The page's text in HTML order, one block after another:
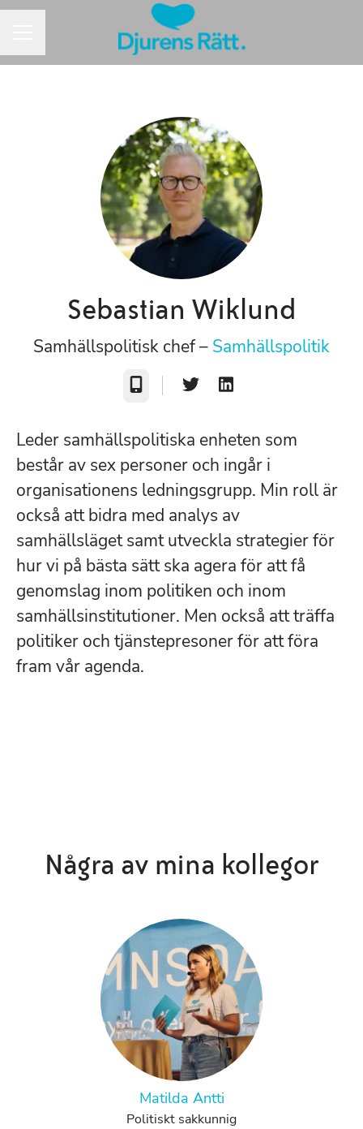
Sebastian Wiklund
Samhällspolitisk chef – Samhällspolitik
Telefon
Leder samhällspolitiska enheten som
består av sex personer och ingår i
organisationens ledningsgrupp. Min roll är
också att bidra med analys av
samhällsläget samt utveckla strategier för
hur vi på bästa sätt ska agera för att få
genomslag inom politiken och inom
samhällsinstitutioner. Men också att träffa
politiker och tjänstepresoner för att föra
fram vår agenda.
Några av mina kollegor
Matilda Antti
Politiskt sakkunnig